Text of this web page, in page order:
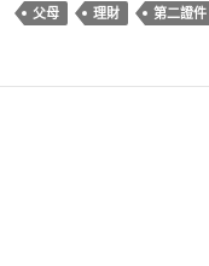
父母
理財 第二證件